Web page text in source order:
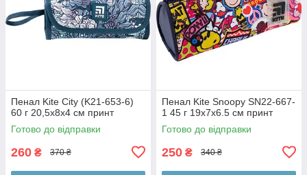
Пенал Kite City (K21-653-6)
60 г 20,5x8x4 см принт
Готово до відправки
260 ₴ 370 ₴
Пенал Kite Snoopy SN22-667-
1 45 г 19х7х6.5 см принт
Готово до відправки
250 ₴ 340 ₴